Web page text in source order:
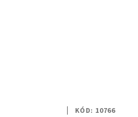
KÓD: 10766